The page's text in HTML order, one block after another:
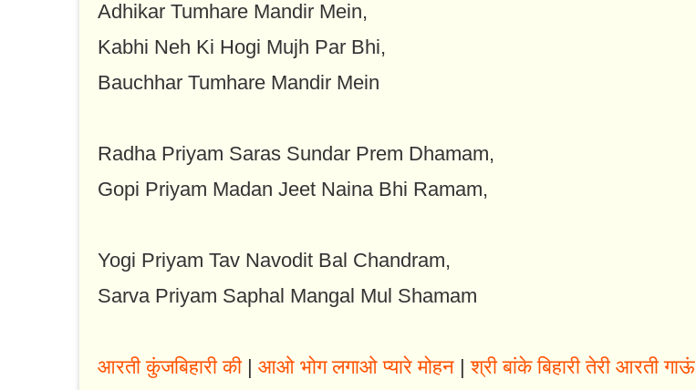
Adhikar Tumhare Mandir Mein,
Kabhi Neh Ki Hogi Mujh Par Bhi,
Bauchhar Tumhare Mandir Mein
Radha Priyam Saras Sundar Prem Dhamam,
Gopi Priyam Madan Jeet Naina Bhi Ramam,
Yogi Priyam Tav Navodit Bal Chandram,
Sarva Priyam Saphal Mangal Mul Shamam
आरती कुंजबिहारी की| आओ भोग लगाओ प्यारे मोहन |श्री बांके बिहारी तेरी आरती गाऊं